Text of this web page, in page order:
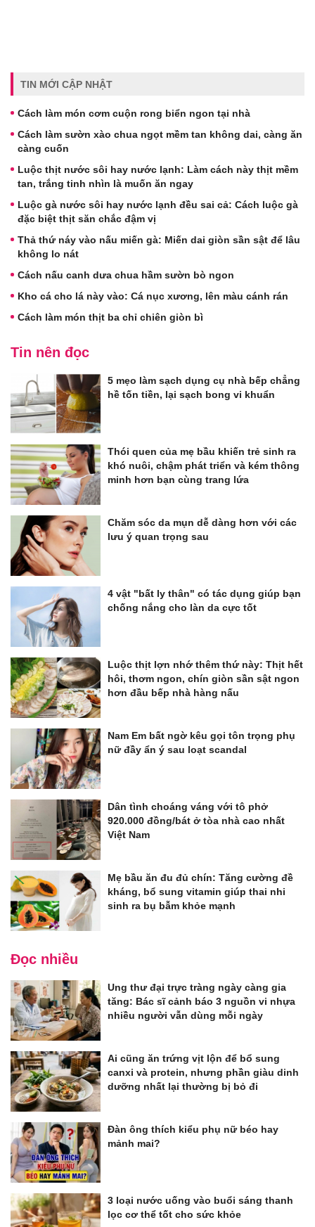
TIN MỚI CẬP NHẬT
Cách làm món cơm cuộn rong biển ngon tại nhà
Cách làm sườn xào chua ngọt mềm tan không dai, càng ăn
càng cuốn
Luộc thịt nước sôi hay nước lạnh: Làm cách này thịt mềm
tan, trắng tinh nhìn là muốn ăn ngay
Luộc gà nước sôi hay nước lạnh đều sai cả: Cách luộc gà
đặc biệt thịt săn chắc đậm vị
Thả thứ náy vào nấu miến gà: Miến dai giòn sần sật để lâu
không lo nát
Cách nấu canh dưa chua hầm sườn bò ngon
Kho cá cho lá này vào: Cá nục xương, lên màu cánh rán
Cách làm món thịt ba chỉ chiên giòn bì
Tin nên đọc
5 mẹo làm sạch dụng cụ nhà bếp chẳng
hề tốn tiền, lại sạch bong vi khuẩn
Thói quen của mẹ bầu khiến trẻ sinh ra
khó nuôi, chậm phát triển và kém thông
minh hơn bạn cùng trang lứa
Chăm sóc da mụn dễ dàng hơn với các
lưu ý quan trọng sau
4 vật "bất ly thân" có tác dụng giúp bạn
chống nắng cho làn da cực tốt
Luộc thịt lợn nhớ thêm thứ này: Thịt hết
hôi, thơm ngon, chín giòn sần sật ngon
hơn đầu bếp nhà hàng nấu
Nam Em bất ngờ kêu gọi tôn trọng phụ
nữ đầy ẩn ý sau loạt scandal
Dân tình choáng váng với tô phở
920.000 đồng/bát ở tòa nhà cao nhất
Việt Nam
Mẹ bầu ăn đu đủ chín: Tăng cường đề
kháng, bổ sung vitamin giúp thai nhi
sinh ra bụ bẫm khỏe mạnh
Đọc nhiều
Ung thư đại trực tràng ngày càng gia
tăng: Bác sĩ cảnh báo 3 nguồn vi nhựa
nhiều người vẫn dùng mỗi ngày
Ai cũng ăn trứng vịt lộn để bổ sung
canxi và protein, nhưng phần giàu dinh
dưỡng nhất lại thường bị bỏ đi
Đàn ông thích kiểu phụ nữ béo hay
mảnh mai?
3 loại nước uống vào buổi sáng thanh
lọc cơ thể tốt cho sức khỏe